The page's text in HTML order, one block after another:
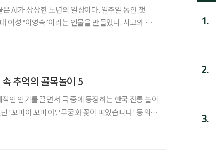
AI가 상상한 노년의 일상이다. 일주일 동안 챗
여성 ‘이영숙’이라는 인물을 만들었다. 사고와 감
추억의 골목놀이 5
인 인기를 끌면서 극 중에 등장하는 한국 전통 놀이
'꼬마야 꼬마야'. '무궁화 꽃이 피었습니다' 등의 놀
1.
2.
3.